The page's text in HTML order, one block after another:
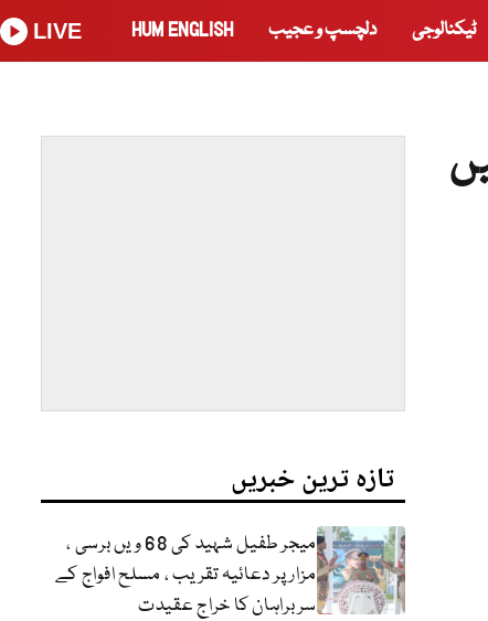
ٹیکنالوجی دلچسپ و عجیب HUM ENGLISH
LIVE
تازہ ترین خبریں
میجر طفیل شہید کی 68 ویں برسی ،
مزار پر دعائیہ تقریب ، مسلح افواج کے
سربراہان کا خراج عقیدت